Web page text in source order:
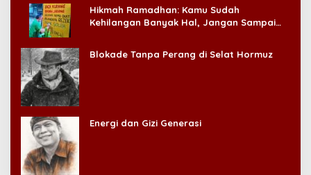
Hikmah Ramadhan: Kamu Sudah
Kehilangan Banyak Hal, Jangan Sampai
Blokade Tanpa Perang di Selat Hormuz
Energi dan Gizi Generasi